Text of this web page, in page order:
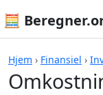
🧮
Hjem › Finansiel ›
Beregnere